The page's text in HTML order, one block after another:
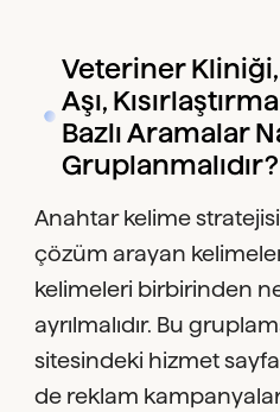
Veteriner
Aşı,
Bazlı Aramalar
Gruplanmalıdır?
Anahtar kelime
çözüm arayan
kelimeleri birbirinden
ayrılmalıdır. Bu
sitesindeki hizmet
de reklam